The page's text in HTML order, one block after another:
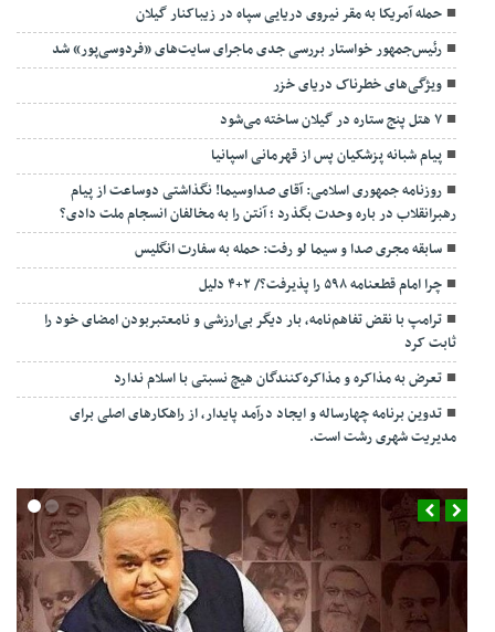
حمله آمریکا به مقر نیروی دریایی سپاه در زیباکنار گیلان
رئیس‌جمهور خواستار بررسی جدی ماجرای سایت‌های «فردوسی‌پور» شد
ویژگی‌های خطرناک دریای خزر
۷ هتل پنج ستاره در گیلان ساخته می‌شود
پیام شبانه پزشکیان پس از قهرمانی اسپانیا
روزنامه جمهوری اسلامی: آقای صداوسیما! نگذاشتی دوساعت از پیام
رهبرانقلاب در باره وحدت بگذرد ؛ آنتن را به مخالفان انسجام ملت دادی؟
سابقه مجری صدا و سیما لو رفت: حمله به سفارت انگلیس
چرا امام قطعنامه ۵۹۸ را پذیرفت؟/ ۲+۴ دلیل
ترامپ با نقض تفاهم‌نامه، بار دیگر بی‌ارزشی و نامعتبربودن امضای خود را
ثابت کرد
تعرض به مذاکره و مذاکره‌کنندگان هیچ نسبتی با اسلام ندارد
تدوین برنامه چهارساله و ایجاد درآمد پایدار، از راهکارهای اصلی برای
مدیریت شهری رشت است.